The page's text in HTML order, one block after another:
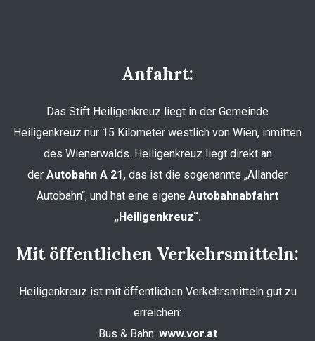
Anfahrt:
Das Stift Heiligenkreuz liegt in der Gemeinde
Heiligenkreuz nur 15 Kilometer westlich von Wien, inmitten
des Wienerwalds. Heiligenkreuz liegt direkt an
der Autobahn A 21, das ist die sogenannte „Allander
Autobahn“, und hat eine eigene Autobahnabfahrt
„Heiligenkreuz“.
Mit öffentlichen Verkehrsmitteln:
Heiligenkreuz ist mit öffentlichen Verkehrsmitteln gut zu
erreichen:
Bus & Bahn: www.vor.at